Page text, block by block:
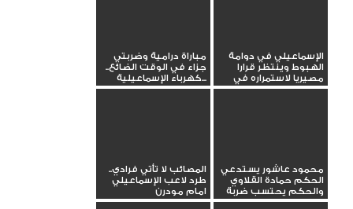
الإسماعيلي في دوامة
الهبوط وينتظر قرارا
مصيريا لاستمراره في
الدوري...
مباراة درامية وضربتي
جزاء في الوقت الضائع..
كهرباء الإسماعيلية...
محمود عاشور يستدعي
الحكم حمادة القلاوي
والحكم يحتسب ضربة
جزاء...
المصائب لا تأتي فرادي..
طرد لاعب الإسماعيلي
امام مودرن